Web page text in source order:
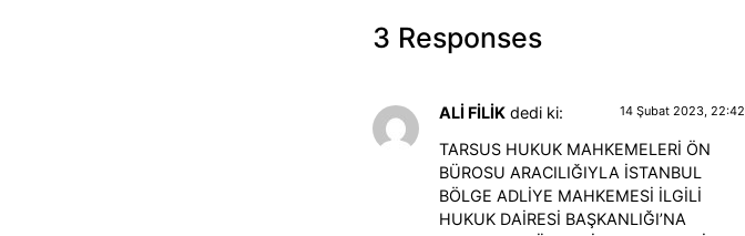
3 Responses
ALİ FİLİK dedi ki: 14 Şubat 2023, 22:42
TARSUS HUKUK MAHKEMELERİ ÖN
BÜROSU ARACILIĞIYLA İSTANBUL
BÖLGE ADLİYE MAHKEMESİ İLGİLİ
HUKUK DAİRESİ BAŞKANLIĞI’NA